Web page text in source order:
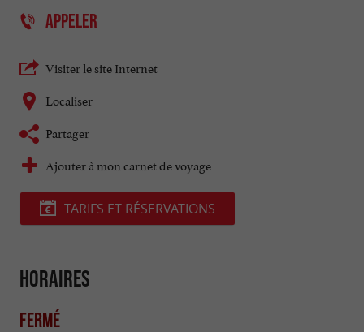
APPELER
Visiter le site Internet
Localiser
Partager
Ajouter à mon carnet de voyage
TARIFS ET RÉSERVATIONS
Horaires
Fermé